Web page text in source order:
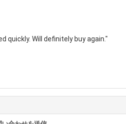
quickly. Will definitely buy again."